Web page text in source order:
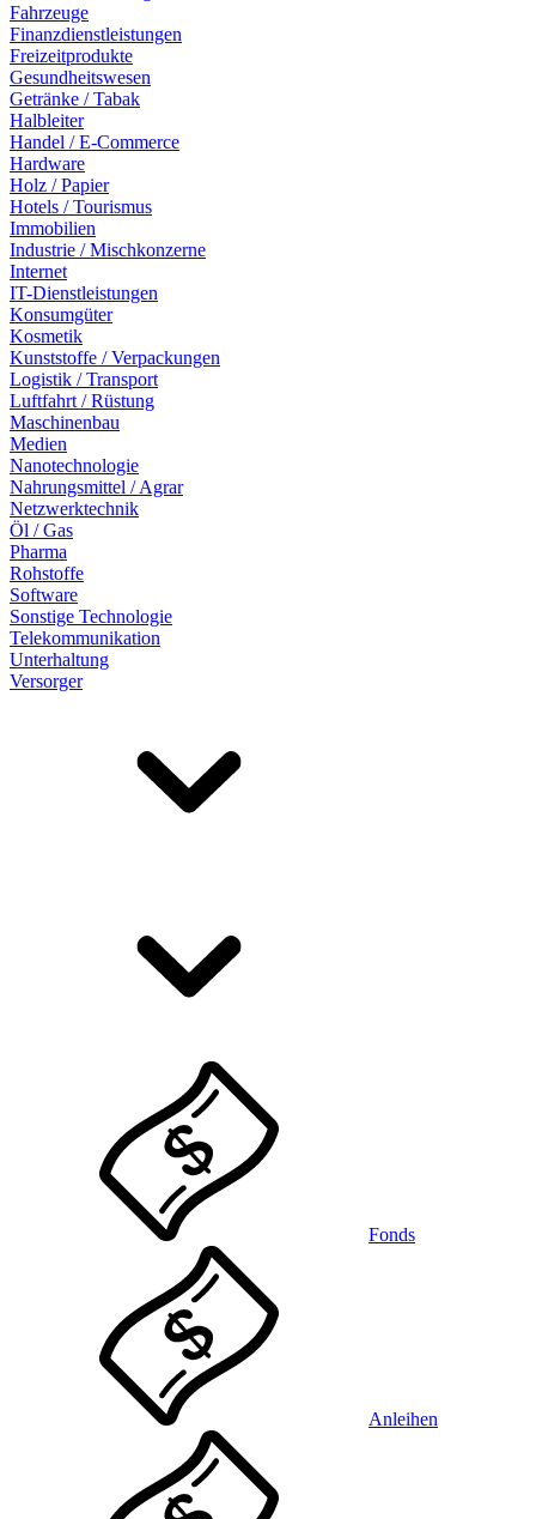
Fahrzeuge
Finanzdienstleistungen
Freizeitprodukte
Gesundheitswesen
Getränke / Tabak
Halbleiter
Handel / E-Commerce
Hardware
Holz / Papier
Hotels / Tourismus
Immobilien
Industrie / Mischkonzerne
Internet
IT-Dienstleistungen
Konsumgüter
Kosmetik
Kunststoffe / Verpackungen
Logistik / Transport
Luftfahrt / Rüstung
Maschinenbau
Medien
Nanotechnologie
Nahrungsmittel / Agrar
Netzwerktechnik
Öl / Gas
Pharma
Rohstoffe
Software
Sonstige Technologie
Telekommunikation
Unterhaltung
Versorger
Fonds
Anleihen